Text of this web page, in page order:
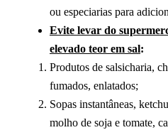
ou especiarias para
Evite levar do
elevado teor em sal:
Produtos de salsicharia,
fumados, enlatados;
Sopas instantâneas,
molho de soja e tomate,